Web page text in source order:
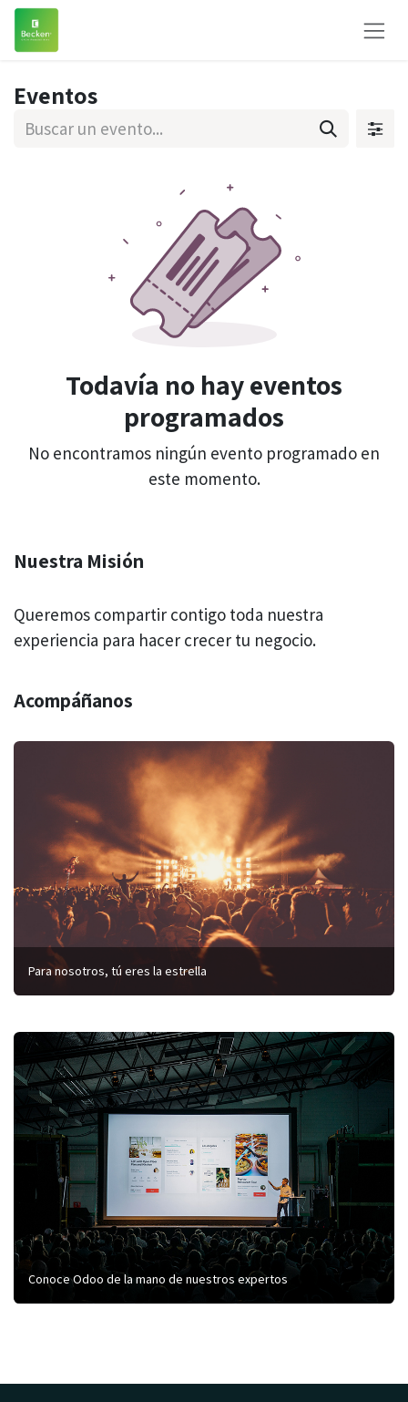
Ir al contenido
Eventos
Todavía no hay eventos
programados
No encontramos ningún evento programado en
este momento.
Nuestra Misión
Queremos compartir contigo toda nuestra
experiencia para hacer crecer tu negocio.
Acompáñanos
Para nosotros, tú eres la estrella
Conoce Odoo de la mano de nuestros expertos